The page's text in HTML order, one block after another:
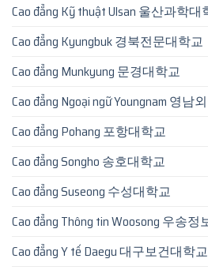
Cao đẳng Kỹ thuật Ulsan 울산과학대
Cao đẳng Kyungbuk 경북전문대학교
Cao đẳng Munkyung 문경대학교
Cao đẳng Ngoại ngữ Youngnam 영남
Cao đẳng Pohang 포항대학교
Cao đẳng Songho 송호대학교
Cao đẳng Suseong 수성대학교
Cao đẳng Thông tin Woosong 우송정
Cao đẳng Y tế Daegu 대구보건대학교